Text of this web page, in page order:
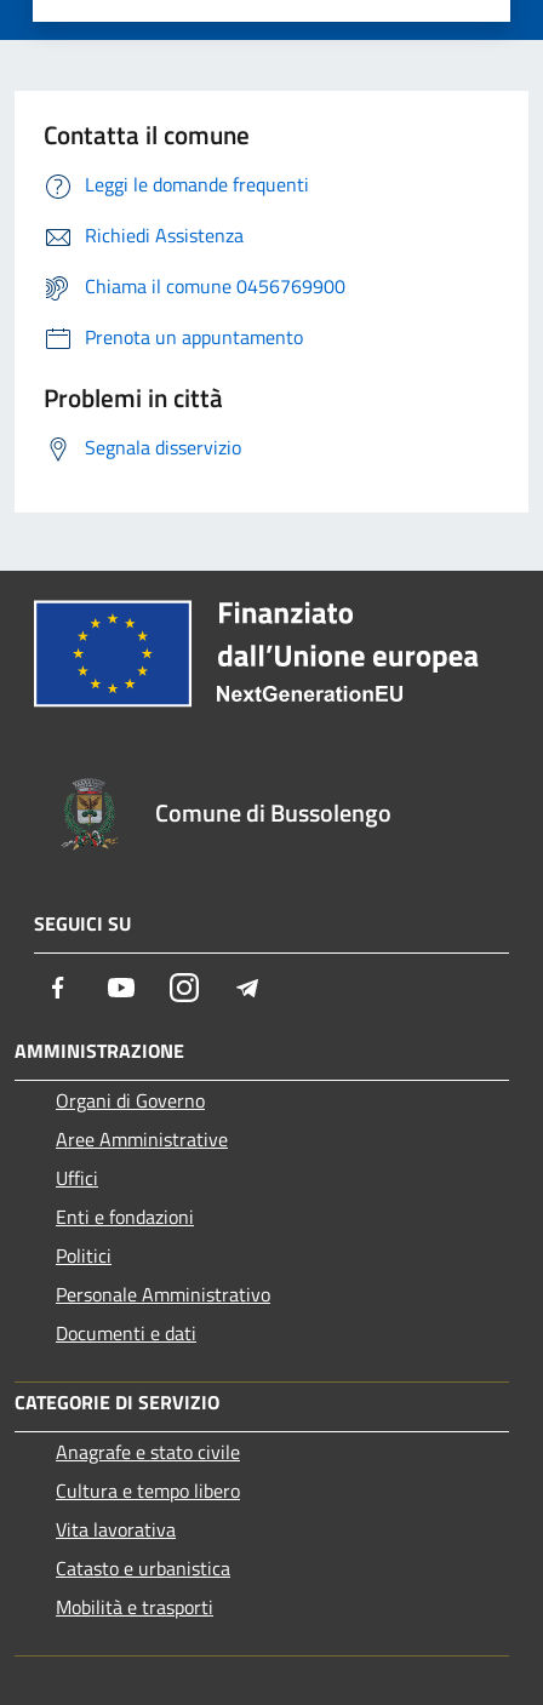
Contatta il comune
Leggi le domande frequenti
Richiedi Assistenza
Chiama il comune 0456769900
Prenota un appuntamento
Problemi in città
Segnala disservizio
Comune di Bussolengo
SEGUICI SU
Facebook YoutubeInstagram
AMMINISTRAZIONE
Organi di Governo
Aree Amministrative
Uffici
Enti e fondazioni
Politici
Personale Amministrativo
Documenti e dati
CATEGORIE DI SERVIZIO
Anagrafe e stato civile
Cultura e tempo libero
Vita lavorativa
Catasto e urbanistica
Mobilità e trasporti